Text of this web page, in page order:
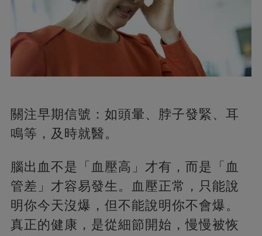
關注早期信號：如頭暈、脖子發緊、耳
鳴等，及時就醫。
腦出血不是「血壓高」才有，而是「血
管差」才容易發生。血壓正常，只能說
明你今天沒爆，但不能說明你不會爆。
真正的健康，是從細節開始，慢慢被恢